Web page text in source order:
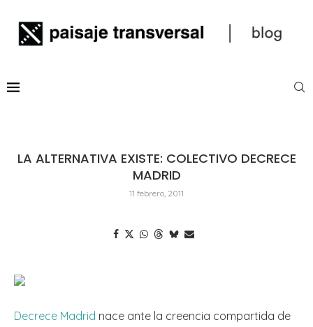
LA ALTERNATIVA EXISTE: COLECTIVO DECRECE
MADRID
11 febrero, 2011
Decrece Madrid nace ante la creencia compartida de